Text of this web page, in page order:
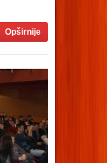
Opširnije